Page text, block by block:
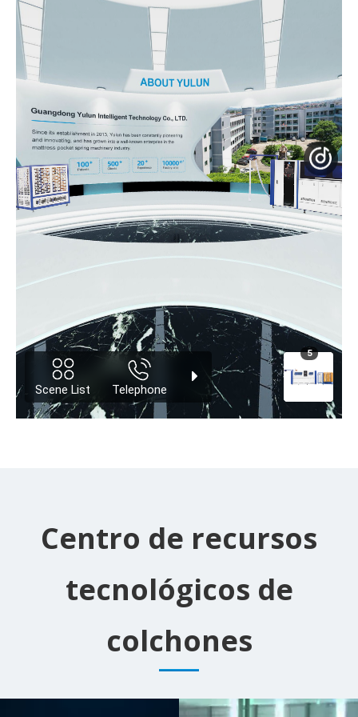
Centro de recursos
tecnológicos de
colchones